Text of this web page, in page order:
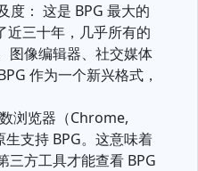
度： 这是 BPG 最大的
近三十年，几乎所有的
图像编辑器、社交媒体
作为一个新兴格式，
浏览器（Chrome,
支持 BPG。这意味着
三方工具才能查看 BPG